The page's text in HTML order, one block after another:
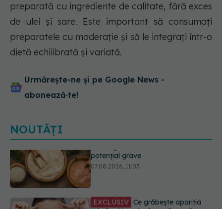
preparată cu ingrediente de calitate, fără exces
de ulei și sare. Este important să consumați
preparatele cu moderație și să le integrați într-o
dietă echilibrată și variată.
Urmărește-ne și pe Google News -
abonează‑te!
NOUTĂȚI
EXCLUSIV Ce grăbește apariția